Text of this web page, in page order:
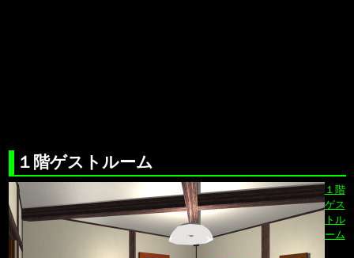
１階ゲストルーム
１階
ゲス
トル
ーム